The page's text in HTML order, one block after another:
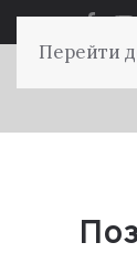
Перейти